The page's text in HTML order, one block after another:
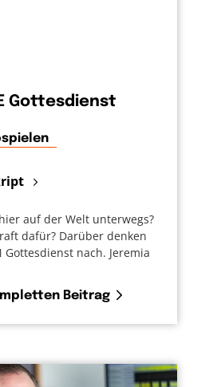
Gottesdienst
auf der Welt unterwegs?
dafür? Darüber denken
Gottesdienst nach. Jeremia
Beitrag